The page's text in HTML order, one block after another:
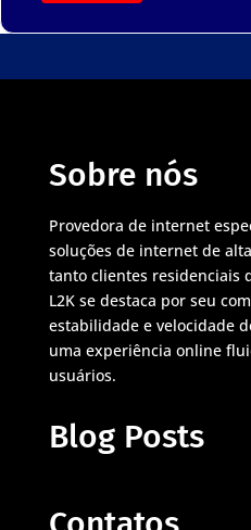
Sobre nós
Provedora de internet
soluções de internet de
tanto clientes residenciais
L2K se destaca por seu
estabilidade e velocidade
uma experiência online
usuários.
Blog Posts